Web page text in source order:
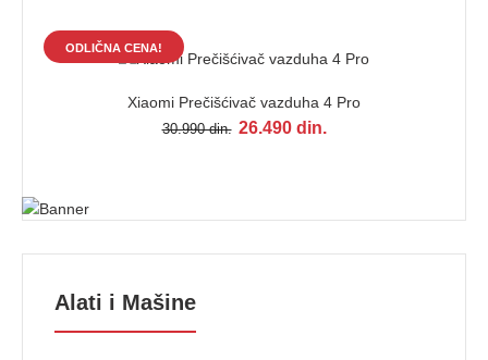
ODLIČNA CENA!
Xiaomi Prečišćivač vazduha 4 Pro
30.990 din. 26.490 din.
Alati i Mašine